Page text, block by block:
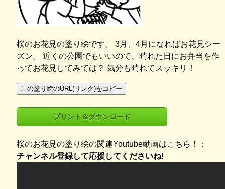
桜のお花見の塗り絵です。 3月、4月になればお花見シー
ズン。 近くの公園でもいいので、晴れた日にお弁当を作
ってお花見してみては？ 気分も晴れてスッキリ！
この塗り絵のURL(リンク)をコピー
プリント＆ダウンロード
桜のお花見の塗り絵の関連Youtube動画はこちら！：
チャンネル登録して応援してくださいね!